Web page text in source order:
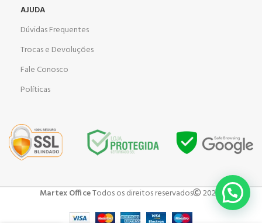
AJUDA
Dúvidas Frequentes
Trocas e Devoluções
Fale Conosco
Políticas
Martex OfficeTodos os direitos reservados 2023 .